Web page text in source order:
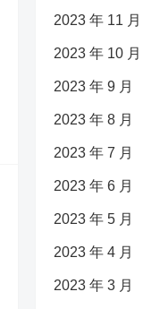
2023 年 11 月
2023 年 10 月
2023 年 9 月
2023 年 8 月
2023 年 7 月
2023 年 6 月
2023 年 5 月
2023 年 4 月
2023 年 3 月